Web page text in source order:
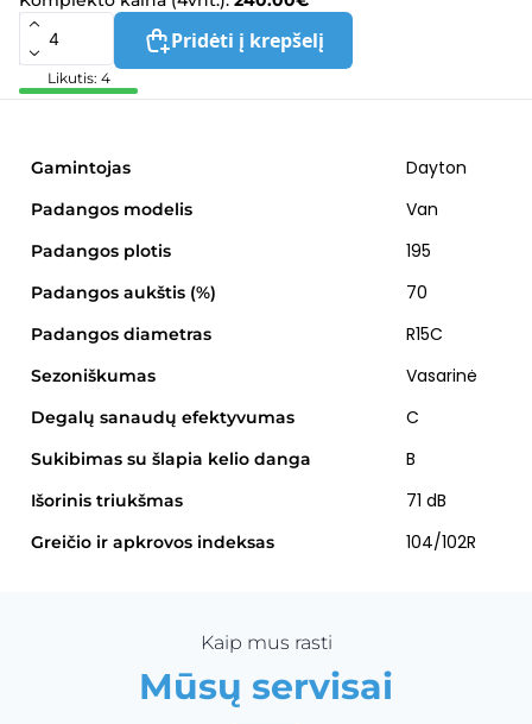
Pridėti į krepšelį
Likutis: 4
Gamintojas Dayton
Padangos modelis Van
Padangos plotis 195
Padangos aukštis (%) 70
Padangos diametras R15C
Sezoniškumas Vasarinė
Degalų sanaudų efektyvumas C
Sukibimas su šlapia kelio danga B
Išorinis triukšmas 71 dB
Greičio ir apkrovos indeksas 104/102R
Kaip mus rasti
Mūsų servisai